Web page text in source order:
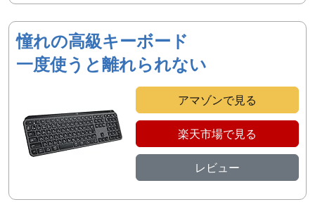
憧れの高級キーボード
一度使うと離れられない
アマゾンで見る
楽天市場で見る
レビュー